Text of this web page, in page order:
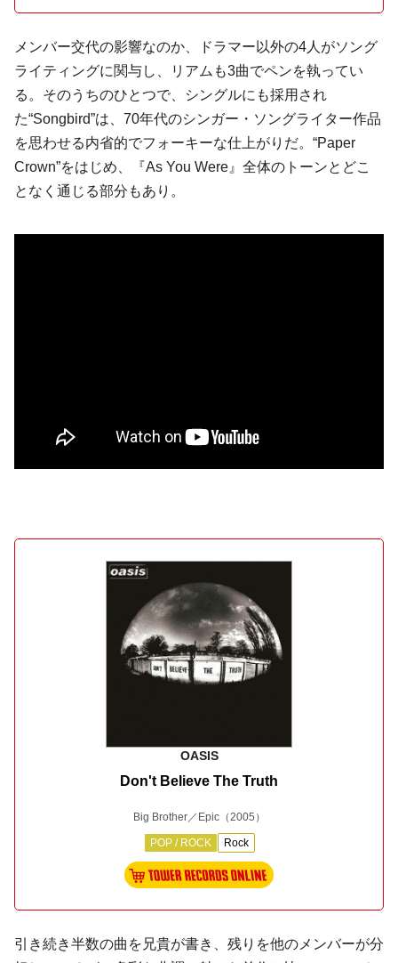
メンバー交代の影響なのか、ドラマー以外の4人がソング
ライティングに関与し、リアムも3曲でペンを執ってい
る。そのうちのひとつで、シングルにも採用され
た“Songbird”は、70年代のシンガー・ソングライター作品
を思わせる内省的でフォーキーな仕上がりだ。“Paper
Crown”をはじめ、『As You Were』全体のトーンとどこ
となく通じる部分もあり。
OASIS
Don't Believe The Truth
Big Brother／Epic（2005）
POP / ROCK Rock
引き続き半数の曲を兄貴が書き、残りを他のメンバーが分